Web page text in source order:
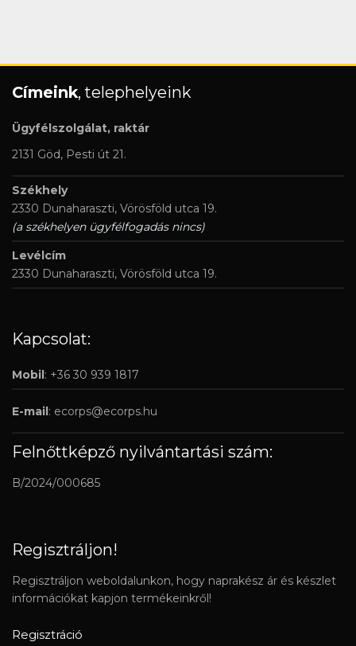
Címeink, telephelyeink
Ügyfélszolgálat, raktár
2131 Göd, Pesti út 21.
Székhely
2330 Dunaharaszti, Vörösföld utca 19.
(a székhelyen ügyfélfogadás nincs)
Levélcím
2330 Dunaharaszti, Vörösföld utca 19.
Kapcsolat:
Mobil: +36 30 939 1817
E-mail: ecorps@ecorps.hu
Felnőttképző nyilvántartási szám:
B/2024/000685
Regisztráljon!
Regisztráljon weboldalunkon, hogy naprakész ár és készlet
információkat kapjon termékeinkről!
Regisztráció